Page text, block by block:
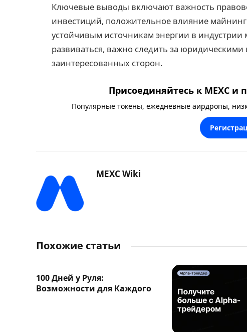
Ключевые выводы включают важность
инвестиций, положительное влияние
устойчивым источникам энергии в индустрии
развиваться, важно следить за
заинтересованных сторон.
Присоединяйтесь к MEXC и
Популярные токены, ежедневные аирдропы,
MEXC Wiki
Похожие статьи
100 Дней у Руля:
Возможности для Каждого